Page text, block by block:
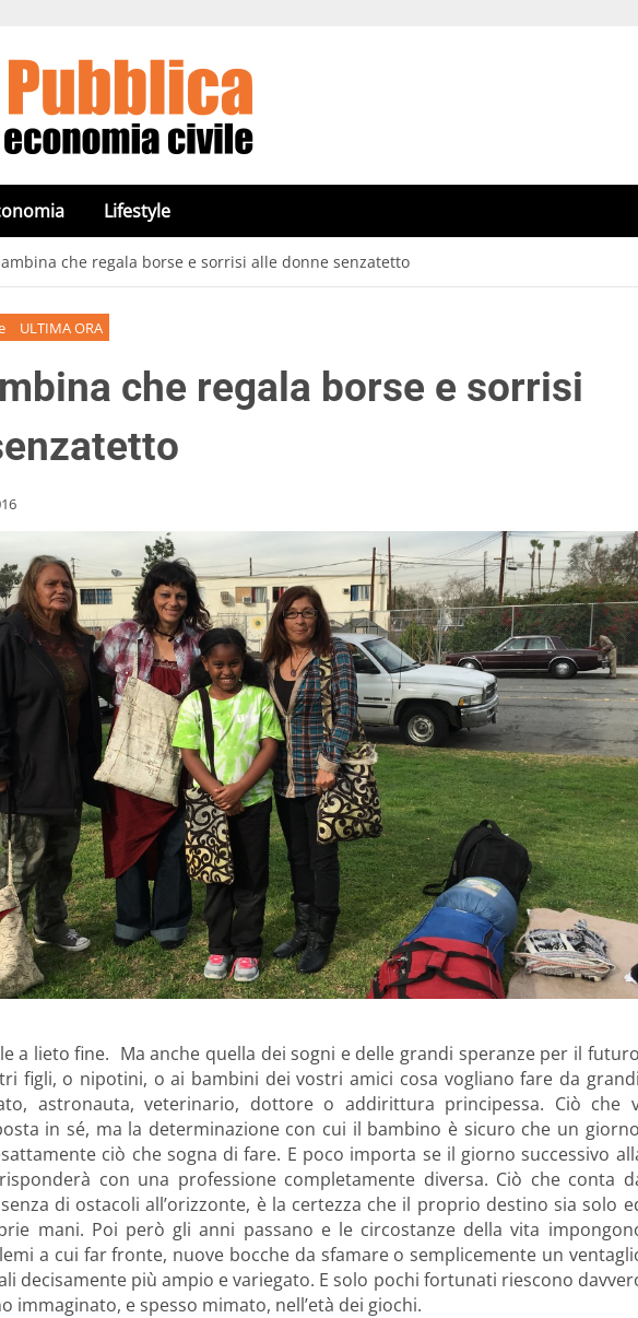
Lifestyle
che regala borse e sorrisi alle donne senzatetto
ULTIMA ORA
che regala borse e sorrisi
a lieto fine. Ma anche quella dei sogni e delle grandi speranze per il
figli, o nipotini, o ai bambini dei vostri amici cosa vogliano fare da
astronauta, veterinario, dottore o addirittura principessa. Ciò che
in sé, ma la determinazione con cui il bambino è sicuro che un
ciò che sogna di fare. E poco importa se il giorno successivo
con una professione completamente diversa. Ciò che conta
di ostacoli all’orizzonte, è la certezza che il proprio destino sia solo
mani. Poi però gli anni passano e le circostanze della vita
a cui far fronte, nuove bocche da sfamare o semplicemente un
decisamente più ampio e variegato. E solo pochi fortunati riescono
immaginato, e spesso mimato, nell’età dei giochi.